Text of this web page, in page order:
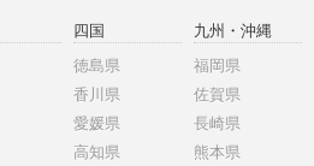
四国
徳島県
香川県
愛媛県
高知県
九州・沖縄
福岡県
佐賀県
長崎県
熊本県